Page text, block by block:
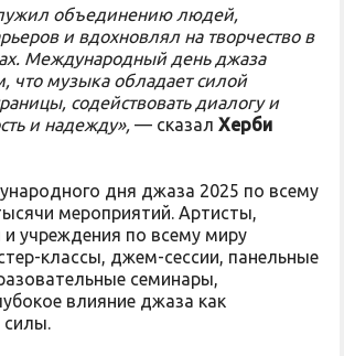
объединению людей,
и вдохновлял на творчество в
Международный день джаза
что музыка обладает силой
содействовать диалогу и
и надежду», — сказал Херби
дня джаза 2025 по всему
мероприятий. Артисты,
и учреждения по всему миру
классы, джем-сессии, панельные
семинары,
влияние джаза как